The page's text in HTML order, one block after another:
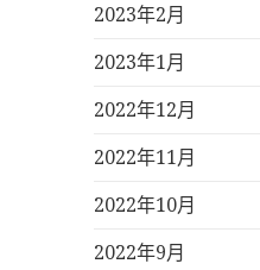
2023年2月
2023年1月
2022年12月
2022年11月
2022年10月
2022年9月